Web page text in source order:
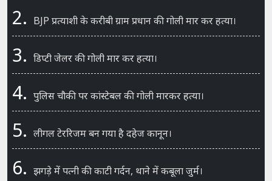
2. BJP प्रत्याशी के करीबी ग्राम प्रधान की गोली मार कर हत्या।
3. डिप्टी जेलर की गोली मार कर हत्या।
4. पुलिस चौकी पर कांस्टेबल की गोली मारकर हत्या।
5. लीगल टेररिजम बन गया है दहेज कानून।
6. झगड़े में पत्नी की काटी गर्दन, थाने में कबूला जुर्म।